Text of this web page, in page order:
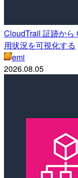
CloudTrail 証跡から
用状況を可視化する
emi
2026.08.05